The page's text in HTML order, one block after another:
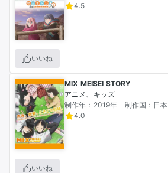
4.5
いいね
MIX MEISEI STORY
アニメ、キッズ
制作年：2019年
制作国：日本
4.0
いいね